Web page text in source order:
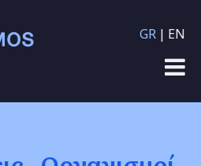
περιεχόμενο
GR EN